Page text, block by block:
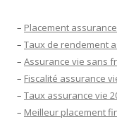
– Placement
– Taux de rendement
– Assurance vie sans
– Fiscalité assurance
– Taux assurance vie
– Meilleur placement